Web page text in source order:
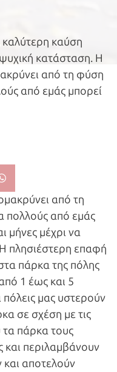
καλύτερη καύση
κατάσταση. Η
από τη φύση
από εμάς μπορεί
από τη
πολλούς από εμάς
μήνες μέχρι να
πλησιέστερη επαφή
πάρκα της πόλης
1 έως και 5
μας υστερούν
σε σχέση με τις
τα πάρκα τους
και περιλαμβάνουν
αποτελούν